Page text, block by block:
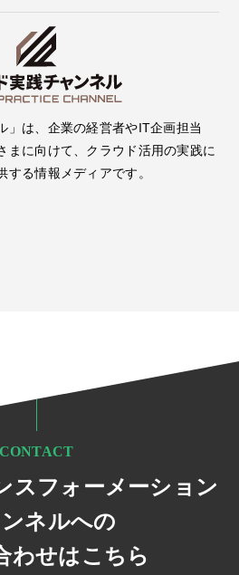
」は、企業の経営者やIT企画担当
まに向けて、クラウド活用の実践に
る情報メディアです。
CONTACT
スフォーメーション
ネルへの
わせはこちら